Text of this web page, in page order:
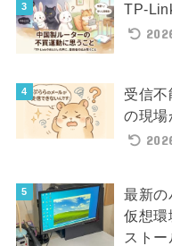
TP-
受信
の現場
最新の
仮想環
ストー